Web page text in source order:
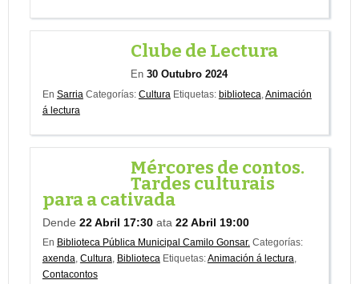
Clube de Lectura
En 30 Outubro 2024
En Sarria Categorías: Cultura Etiquetas: biblioteca,Animación
á lectura
Mércores de contos.
Tardes culturais
para a cativada
Dende 22 Abril 17:30 ata 22 Abril 19:00
En Biblioteca Pública Municipal Camilo Gonsar. Categorías:
axenda, Cultura, Biblioteca Etiquetas:Animación á lectura,
Contacontos